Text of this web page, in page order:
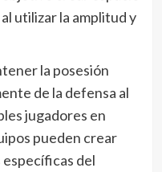
utilizar la amplitud y
la posesión
de la defensa al
jugadores en
pueden crear
del